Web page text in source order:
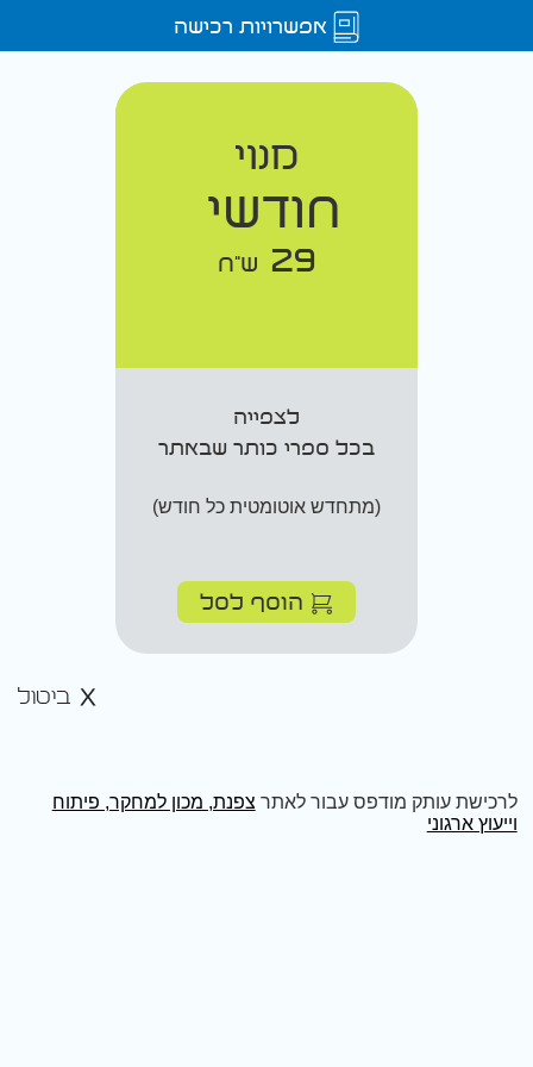
אפשרויות רכישה
מנוי
חודשי
29 ש"ח
לצפייה
בכל ספרי כותר שבאתר
(מתחדש אוטומטית כל חודש)
הוסף לסל
ביטול
לרכישת עותק מודפס עבור לאתר צפנת, מכון למחקר, פיתוח
וייעוץ ארגוני